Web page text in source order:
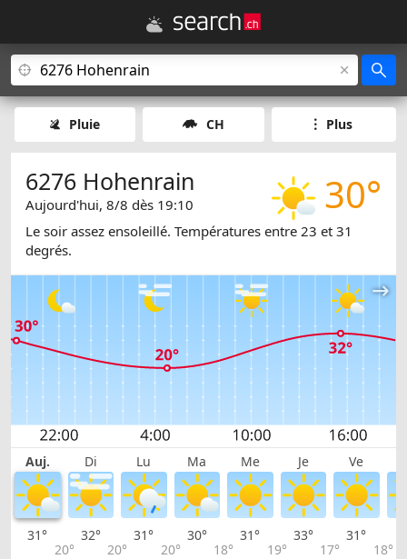
Pluie CH Plus
30°
6276 Hohenrain
Aujourd'hui, 8/8 dès 19:10
Le soir assez ensoleillé. Températures entre 23 et 31
degrés.
Auj. Di Lu Ma Me Je Ve
31°
20°
32°
20°
31°
20°
30°
18°
31°
19°
33°
17°
31°
18°